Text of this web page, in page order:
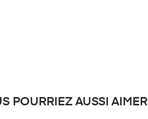
POURRIEZ AUSSI AIMER